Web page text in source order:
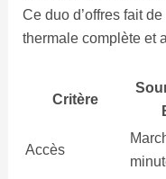
Ce duo d’offres fait
thermale complète et
Critère
Accès